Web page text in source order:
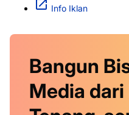
Info Iklan
Bangun
Media dari